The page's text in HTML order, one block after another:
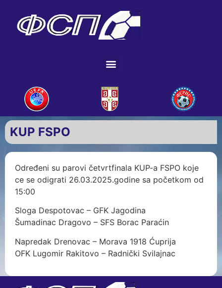
KUP FSPO
Određeni su parovi četvrtfinala KUP-a FSPO koje
ce se odigrati 26.03.2025.godine sa početkom od
15:00
Sloga Despotovac – GFK Jagodina
Šumadinac Dragovo – SFS Borac Paraćin
Napredak Drenovac – Morava 1918 Ćuprija
OFK Lugomir Rakitovo – Radnički Svilajnac